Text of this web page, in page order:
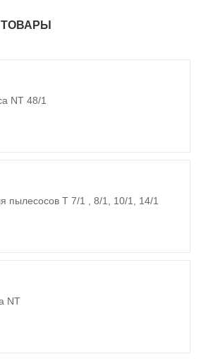
NT 48/1
пылесосов T 7/1 , 8/1, 10/1, 14/1
NT